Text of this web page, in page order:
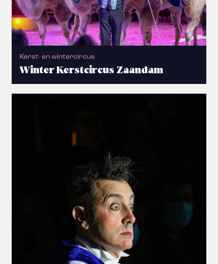
Kerst- en wintercircus
Winter Kerstcircus Zaandam